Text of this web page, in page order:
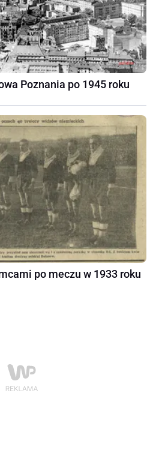
Poznania po 1945 roku
po meczu w 1933 roku